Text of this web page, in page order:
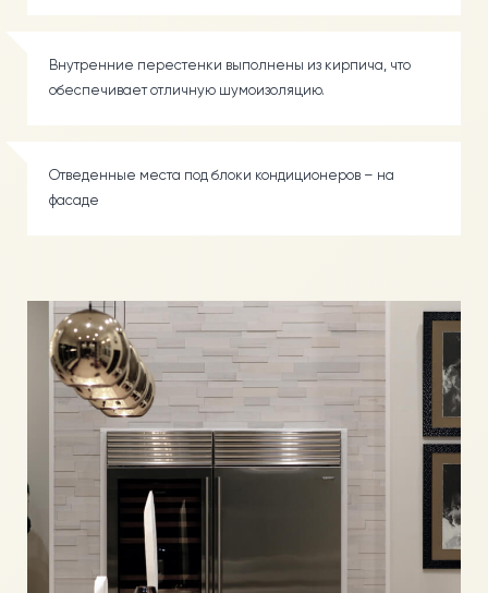
Внутренние перестенки выполнены из кирпича, что
обеспечивает отличную шумоизоляцию.
Отведенные места под блоки кондиционеров – на
фасаде